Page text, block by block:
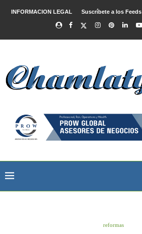
INFORMACION LEGAL Suscríbete a los Feeds
reformas